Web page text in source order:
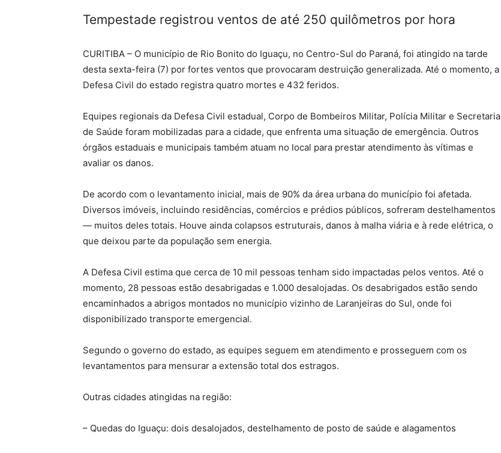
Tempestade registrou ventos de até 250 quilômetros por hora
CURITIBA – O município de Rio Bonito do Iguaçu, no Centro-Sul do Paraná, foi atingido na tarde
desta sexta-feira (7) por fortes ventos que provocaram destruição generalizada. Até o momento, a
Defesa Civil do estado registra quatro mortes e 432 feridos.
Equipes regionais da Defesa Civil estadual, Corpo de Bombeiros Militar, Polícia Militar e Secretaria
de Saúde foram mobilizadas para a cidade, que enfrenta uma situação de emergência. Outros
órgãos estaduais e municipais também atuam no local para prestar atendimento às vítimas e
avaliar os danos.
De acordo com o levantamento inicial, mais de 90% da área urbana do município foi afetada.
Diversos imóveis, incluindo residências, comércios e prédios públicos, sofreram destelhamentos
— muitos deles totais. Houve ainda colapsos estruturais, danos à malha viária e à rede elétrica, o
que deixou parte da população sem energia.
A Defesa Civil estima que cerca de 10 mil pessoas tenham sido impactadas pelos ventos. Até o
momento, 28 pessoas estão desabrigadas e 1.000 desalojadas. Os desabrigados estão sendo
encaminhados a abrigos montados no município vizinho de Laranjeiras do Sul, onde foi
disponibilizado transporte emergencial.
Segundo o governo do estado, as equipes seguem em atendimento e prosseguem com os
levantamentos para mensurar a extensão total dos estragos.
Outras cidades atingidas na região:
– Quedas do Iguaçu: dois desalojados, destelhamento de posto de saúde e alagamentos